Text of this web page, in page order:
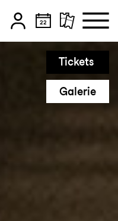
Tickets
Galerie